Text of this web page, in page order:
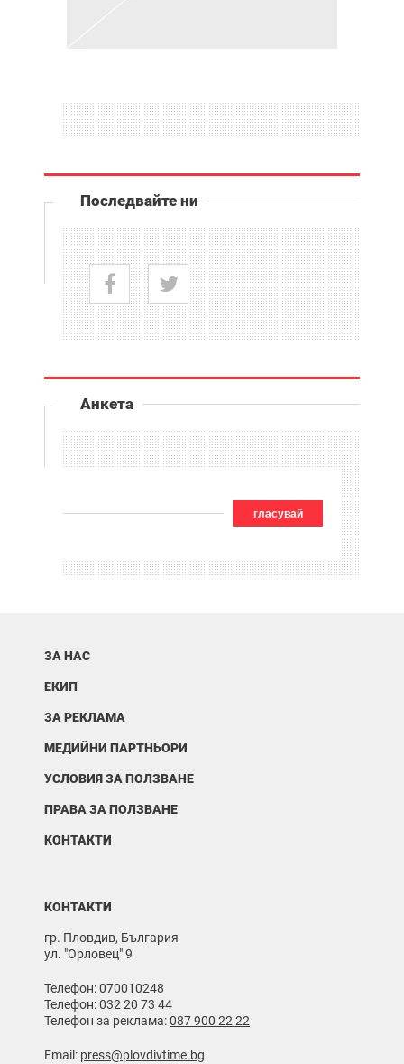
Последвайте ни
Анкета
гласувай
ЗА НАС
ЕКИП
ЗА РЕКЛАМА
МЕДИЙНИ ПАРТНЬОРИ
УСЛОВИЯ ЗА ПОЛЗВАНЕ
ПРАВА ЗА ПОЛЗВАНЕ
КОНТАКТИ
КОНТАКТИ
гр. Пловдив, България
ул. "Орловец" 9
Телефон: 070010248
Телефон: 032 20 73 44
Телефон за реклама:087 900 22 22
Email: press@plovdivtime.bg